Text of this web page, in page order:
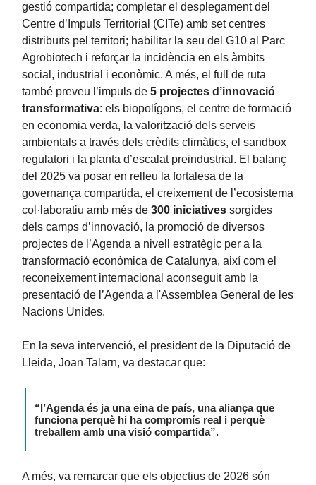
gestió compartida; completar el desplegament del
Centre d’Impuls Territorial (CITe) amb set centres
distribuïts pel territori; habilitar la seu del G10 al Parc
Agrobiotech i reforçar la incidència en els àmbits
social, industrial i econòmic. A més, el full de ruta
també preveu l’impuls de 5 projectes d’innovació
transformativa: els biopolígons, el centre de formació
en economia verda, la valorització dels serveis
ambientals a través dels crèdits climàtics, el sandbox
regulatori i la planta d’escalat preindustrial. El balanç
del 2025 va posar en relleu la fortalesa de la
governança compartida, el creixement de l’ecosistema
col·laboratiu amb més de 300 iniciatives sorgides
dels camps d’innovació, la promoció de diversos
projectes de l’Agenda a nivell estratègic per a la
transformació econòmica de Catalunya, així com el
reconeixement internacional aconseguit amb la
presentació de l’Agenda a l'Assemblea General de les
Nacions Unides.
En la seva intervenció, el president de la Diputació de
Lleida, Joan Talarn, va destacar que:
“l’Agenda és ja una eina de país, una aliança que
funciona perquè hi ha compromís real i perquè
treballem amb una visió compartida”.
A més, va remarcar que els objectius de 2026 són